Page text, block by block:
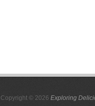
Copyright © 2026 Exploring